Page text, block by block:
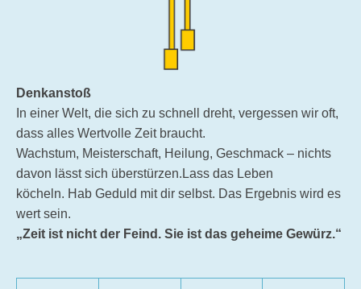
Denkanstoß
In einer Welt, die sich zu schnell dreht, vergessen wir oft,
dass alles Wertvolle Zeit braucht.
Wachstum, Meisterschaft, Heilung, Geschmack – nichts
davon lässt sich überstürzen.Lass das Leben
köcheln. Hab Geduld mit dir selbst. Das Ergebnis wird es
wert sein.
„Zeit ist nicht der Feind. Sie ist das geheime Gewürz.“